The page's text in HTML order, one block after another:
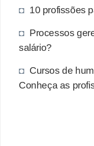
10 profissões
Processos
salário?
Cursos de
Conheça as